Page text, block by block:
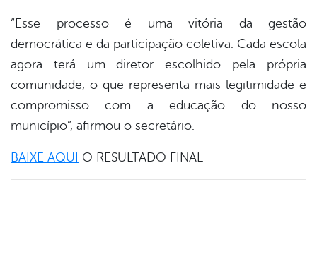
“Esse processo é uma vitória da gestão
democrática e da participação coletiva. Cada escola
agora terá um diretor escolhido pela própria
comunidade, o que representa mais legitimidade e
compromisso com a educação do nosso
município”, afirmou o secretário.
BAIXE AQUI O RESULTADO FINAL